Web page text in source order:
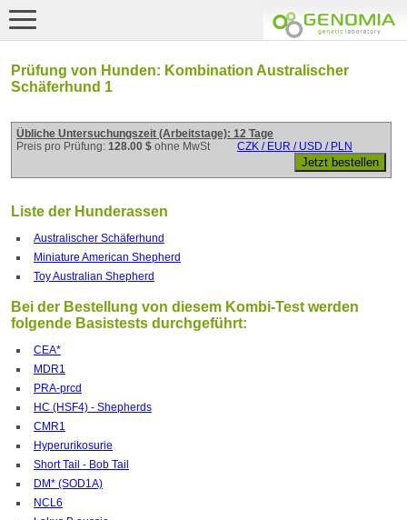
Prüfung von Hunden: Kombination Australischer
Schäferhund 1
Übliche Untersuchungszeit (Arbeitstage): 12 Tage
Preis pro Prüfung: 128.00 $ ohne MwSt CZK / EUR / USD / PLN
Liste der Hunderassen
Australischer Schäferhund
Miniature American Shepherd
Toy Australian Shepherd
Bei der Bestellung von diesem Kombi-Test werden
folgende Basistests durchgeführt:
CEA*
MDR1
PRA-prcd
HC (HSF4) - Shepherds
CMR1
Hyperurikosurie
Short Tail - Bob Tail
DM* (SOD1A)
NCL6